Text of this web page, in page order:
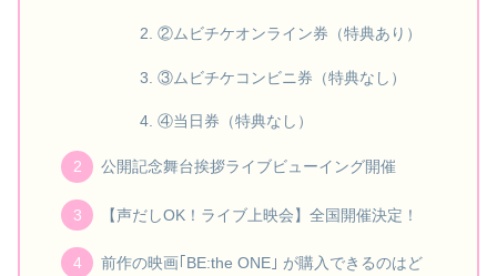
②ムビチケオンライン券（特典あり）
③ムビチケコンビニ券（特典なし）
④当日券（特典なし）
公開記念舞台挨拶ライブビューイング開催
【声だしOK！ライブ上映会】全国開催決定！
前作の映画｢BE:the ONE｣ が購入できるのはど